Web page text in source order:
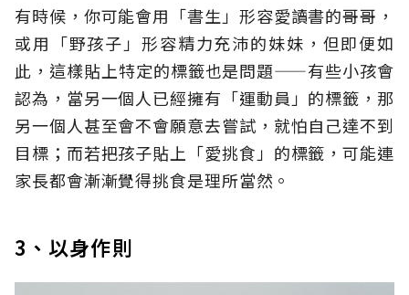
有時候，你可能會用「書生」形容愛讀書的哥哥，
或用「野孩子」形容精力充沛的妹妹，但即便如
此，這樣貼上特定的標籤也是問題——有些小孩會
認為，當另一個人已經擁有「運動員」的標籤，那
另一個人甚至會不會願意去嘗試，就怕自己達不到
目標；而若把孩子貼上「愛挑食」的標籤，可能連
家長都會漸漸覺得挑食是理所當然。
3、以身作則